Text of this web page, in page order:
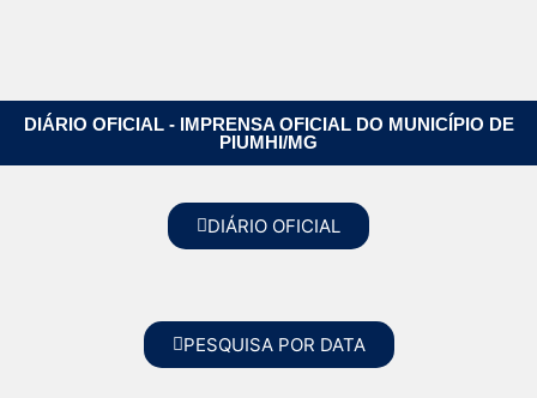
DIÁRIO OFICIAL - IMPRENSA OFICIAL DO MUNICÍPIO DE
PIUMHI/MG
DIÁRIO OFICIAL
PESQUISA POR DATA